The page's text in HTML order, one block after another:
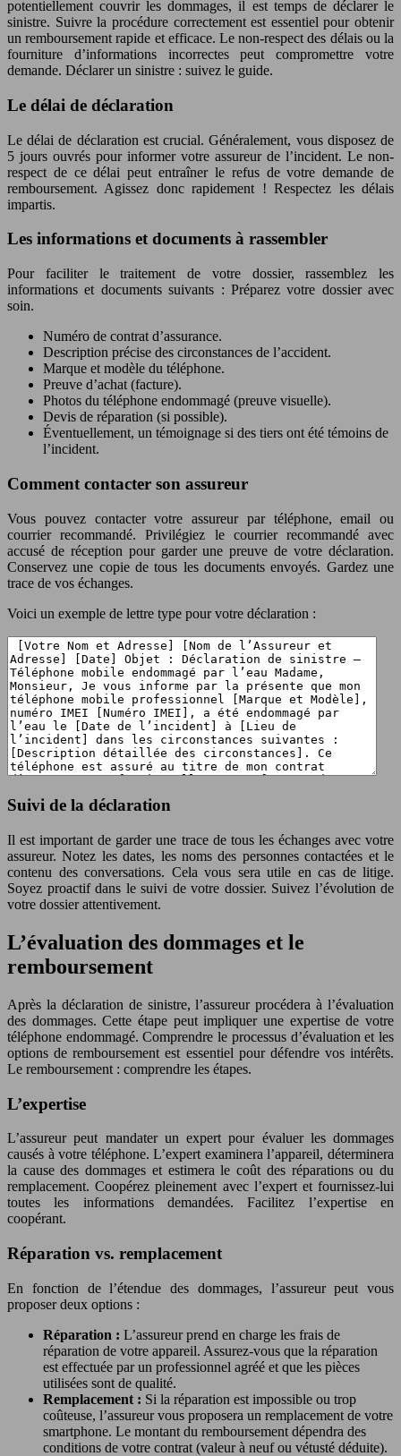
potentiellement couvrir les dommages, il est temps de déclarer le
sinistre. Suivre la procédure correctement est essentiel pour obtenir
un remboursement rapide et efficace. Le non-respect des délais ou la
fourniture d’informations incorrectes peut compromettre votre
demande. Déclarer un sinistre : suivez le guide.
Le délai de déclaration
Le délai de déclaration est crucial. Généralement, vous disposez de
5 jours ouvrés pour informer votre assureur de l’incident. Le non-
respect de ce délai peut entraîner le refus de votre demande de
remboursement. Agissez donc rapidement ! Respectez les délais
impartis.
Les informations et documents à rassembler
Pour faciliter le traitement de votre dossier, rassemblez les
informations et documents suivants : Préparez votre dossier avec
soin.
Numéro de contrat d’assurance.
Description précise des circonstances de l’accident.
Marque et modèle du téléphone.
Preuve d’achat (facture).
Photos du téléphone endommagé (preuve visuelle).
Devis de réparation (si possible).
Éventuellement, un témoignage si des tiers ont été témoins de
l’incident.
Comment contacter son assureur
Vous pouvez contacter votre assureur par téléphone, email ou
courrier recommandé. Privilégiez le courrier recommandé avec
accusé de réception pour garder une preuve de votre déclaration.
Conservez une copie de tous les documents envoyés. Gardez une
trace de vos échanges.
Voici un exemple de lettre type pour votre déclaration :
Suivi de la déclaration
Il est important de garder une trace de tous les échanges avec votre
assureur. Notez les dates, les noms des personnes contactées et le
contenu des conversations. Cela vous sera utile en cas de litige.
Soyez proactif dans le suivi de votre dossier. Suivez l’évolution de
votre dossier attentivement.
L’évaluation des dommages et le
remboursement
Après la déclaration de sinistre, l’assureur procédera à l’évaluation
des dommages. Cette étape peut impliquer une expertise de votre
téléphone endommagé. Comprendre le processus d’évaluation et les
options de remboursement est essentiel pour défendre vos intérêts.
Le remboursement : comprendre les étapes.
L’expertise
L’assureur peut mandater un expert pour évaluer les dommages
causés à votre téléphone. L’expert examinera l’appareil, déterminera
la cause des dommages et estimera le coût des réparations ou du
remplacement. Coopérez pleinement avec l’expert et fournissez-lui
toutes les informations demandées. Facilitez l’expertise en
coopérant.
Réparation vs. remplacement
En fonction de l’étendue des dommages, l’assureur peut vous
proposer deux options :
Réparation : L’assureur prend en charge les frais de
réparation de votre appareil. Assurez-vous que la réparation
est effectuée par un professionnel agréé et que les pièces
utilisées sont de qualité.
Remplacement : Si la réparation est impossible ou trop
coûteuse, l’assureur vous proposera un remplacement de votre
smartphone. Le montant du remboursement dépendra des
conditions de votre contrat (valeur à neuf ou vétusté déduite).